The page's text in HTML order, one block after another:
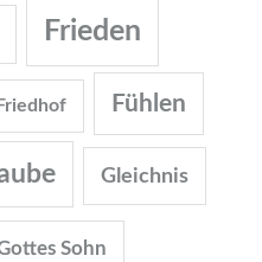
Frieden
Fühlen
Gleichnis
Sohn